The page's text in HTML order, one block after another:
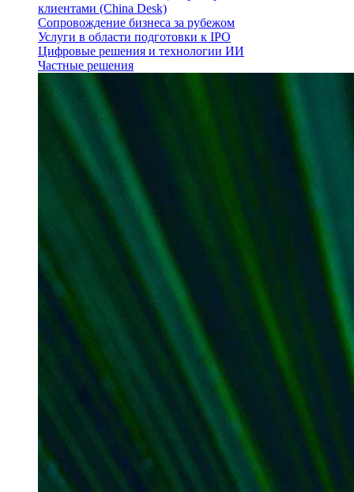
клиентами (China Desk)
Сопровождение бизнеса за рубежом
Услуги в области подготовки к IPO
Цифровые решения и технологии ИИ
Частные решения